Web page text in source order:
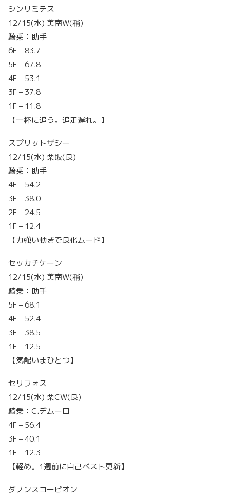
シンリミテス
12/15(水) 美南W(稍)
騎乗：助手
6F – 83.7
5F – 67.8
4F – 53.1
3F – 37.8
1F – 11.8
【一杯に追う。追走遅れ。】
スプリットザシー
12/15(水) 栗坂(良)
騎乗：助手
4F – 54.2
3F – 38.0
2F – 24.5
1F – 12.4
【力強い動きで良化ムード】
セッカチケーン
12/15(水) 美南W(稍)
騎乗：助手
5F – 68.1
4F – 52.4
3F – 38.5
1F – 12.5
【気配いまひとつ】
セリフォス
12/15(水) 栗CW(良)
騎乗：C.デムーロ
4F – 56.4
3F – 40.1
1F – 12.3
【軽め。1週前に自己ベスト更新】
ダノンスコーピオン